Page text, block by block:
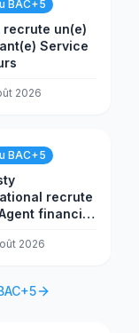
BAC+5
recrute un(e)
Service
2026
BAC+5
recrute
financier
2026